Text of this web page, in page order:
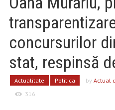
concursurilor
stat, respinsă
Actualitate Politica byActual
316